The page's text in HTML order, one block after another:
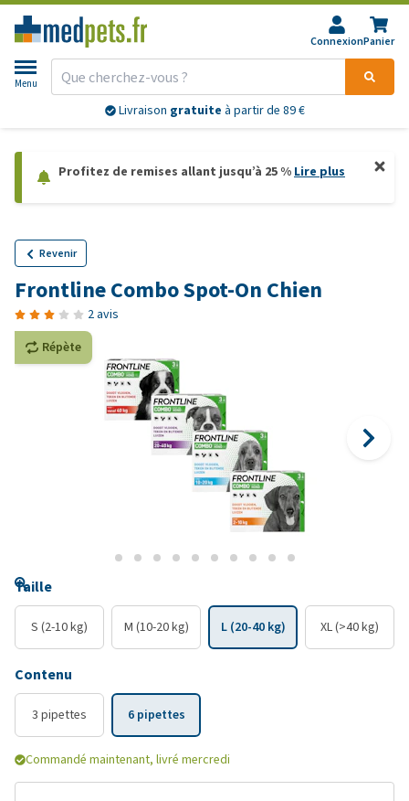
ConnexionPanier
Menu
Livraison gratuite à partir de 89 €
Profitez de remises allant jusqu’à 25 % Lire plus
Revenir
Frontline Combo Spot-On Chien
2 avis
Répète
Taille
S (2-10 kg) M (10-20 kg) L (20-40 kg) XL (>40 kg)
Contenu
3 pipettes 6 pipettes
Commandé maintenant, livré mercredi